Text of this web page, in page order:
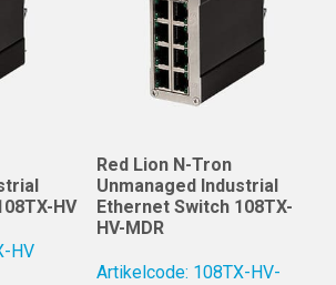
HV
HV
Red Lion N-Tron
Unmanaged Industrial
Ethernet Switch 108TX-
HV-MDR
Artikelcode: 108TX-HV-